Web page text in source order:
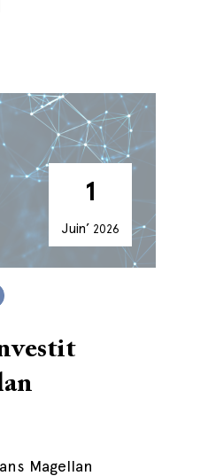
1
Juin’ 2026
Magellan